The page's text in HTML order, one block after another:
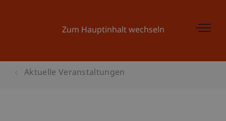
Zum Hauptinhalt wechseln
Aktuelle Veranstaltungen